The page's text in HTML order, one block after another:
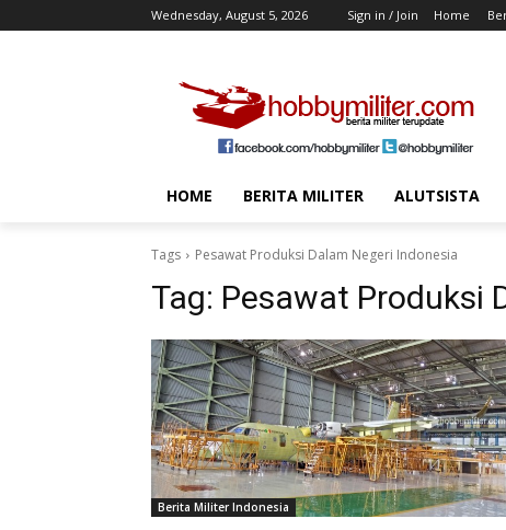
Wednesday, August 5, 2026 Sign in / Join Home
HOME BERITA MILITER ALUTSISTA
Tags Pesawat Produksi Dalam Negeri Indonesia
Tag: Pesawat Produksi
Berita Militer Indonesia